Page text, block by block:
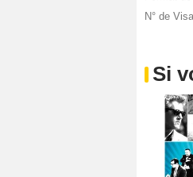
N° de Visa
Si